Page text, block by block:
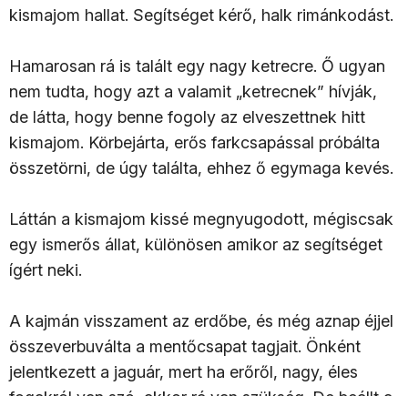
kismajom hallat. Segítséget kérő, halk rimánkodást.
Hamarosan rá is talált egy nagy ketrecre. Ő ugyan
nem tudta, hogy azt a valamit „ketrecnek” hívják,
de látta, hogy benne fogoly az elveszettnek hitt
kismajom. Körbejárta, erős farkcsapással próbálta
összetörni, de úgy találta, ehhez ő egymaga kevés.
Láttán a kismajom kissé megnyugodott, mégiscsak
egy ismerős állat, különösen amikor az segítséget
ígért neki.
A kajmán visszament az erdőbe, és még aznap éjjel
összeverbuválta a mentőcsapat tagjait. Önként
jelentkezett a jaguár, mert ha erőről, nagy, éles